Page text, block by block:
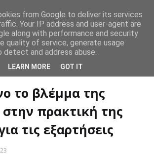
5 σημάδια ότι ο σύντροφός σας
όριο
Στραμμένο το βλέμμα της Ευρώπης στην
το βλέμμα της
πρακτική της
τις εξαρτήσεις
from Google to deliver its services
Your IP address and user-agent are
along with performance and security
quality of service, generate usage
and address abuse.
LEARN MORE GOT IT